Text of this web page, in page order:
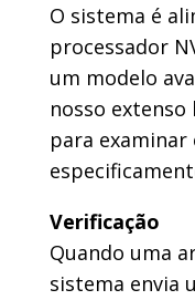
O sistema é
processador
um modelo
nosso extenso
para
Verificação
Quando uma
sistema envia